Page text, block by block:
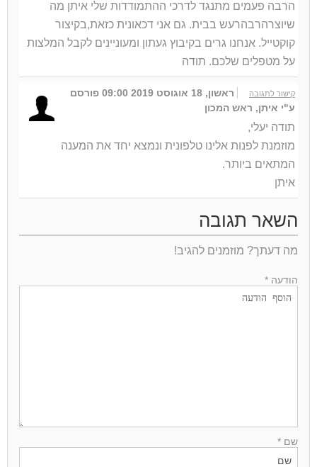
הרבה פעמים מתנגד לדרכי ההתמודדות שלי איתן מה
שיוצרהרבהרעש בבית. גם אני דכאונית כזאת,בקיצור
קוקטייל. אנחנו גרים בקיבוץ געתון ומעוניינים לקבל המלצות
על מטפלים שלכם. תודה
קישור לתגובה ראשון, 18 אוגוסט 2019 09:00
פורסם
ע"י איתן, ראש המכון
תודה יעלי,
מוזמנת לפנות אלינו טלפונית ונמצא יחד את המענה
המתאים ביותר.
איתן
השאר תגובה
מה דעתך? מוזמנים להגיב!
הודעה *
שם *